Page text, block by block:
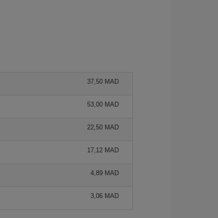
37,50 MAD
53,00 MAD
22,50 MAD
17,12 MAD
4,89 MAD
3,06 MAD